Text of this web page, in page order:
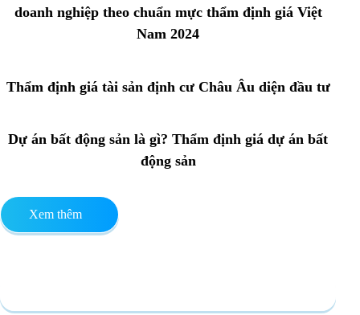
doanh nghiệp theo chuẩn mực thẩm định giá Việt
Nam 2024
Thẩm định giá tài sản định cư Châu Âu diện đầu tư
Dự án bất động sản là gì? Thẩm định giá dự án bất
động sản
Xem thêm